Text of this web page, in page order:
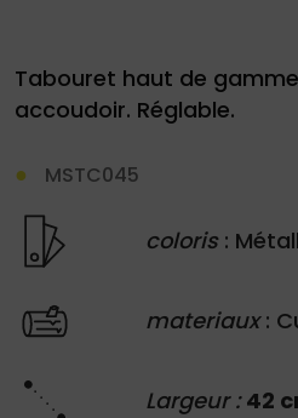
Tabouret haut de
accoudoir. Réglable.
MSTC045
coloris:
materiaux:
Largeur :42